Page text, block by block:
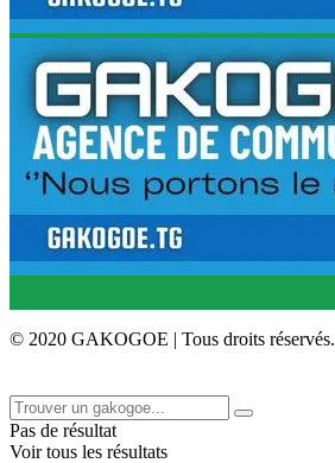
© 2020 GAKOGOE | Tous droits réservés.
Pas de résultat
Voir tous les résultats